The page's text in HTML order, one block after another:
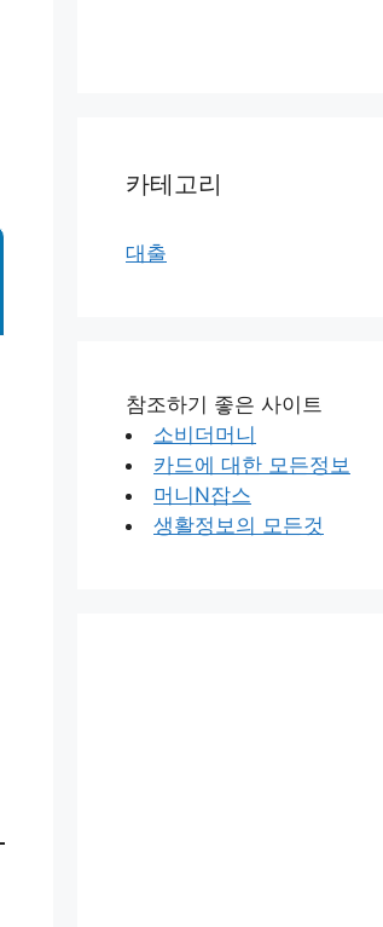
카테고리
대출
참조하기 좋은 사이트
소비더머니
카드에 대한 모든정보
머니N잡스
생활정보의 모든것